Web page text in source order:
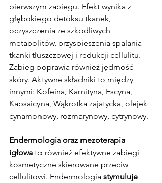
pierwszym zabiegu. Efekt wynika z
głębokiego detoksu tkanek,
oczyszczenia ze szkodliwych
metabolitów, przyspieszenia spalania
tkanki tłuszczowej i redukcji cellulitu.
Zabieg poprawia również jędrność
skóry. Aktywne składniki to między
innymi: Kofeina, Karnityna, Escyna,
Kapsaicyna, Wąkrotka zajatycka, olejek
cynamonowy, rozmarynowy, cytrynowy.
Endermologia oraz mezoterapia
igłowa to również efektywne zabiegi
kosmetyczne skierowane przeciw
cellulitowi. Endermologia stymuluje